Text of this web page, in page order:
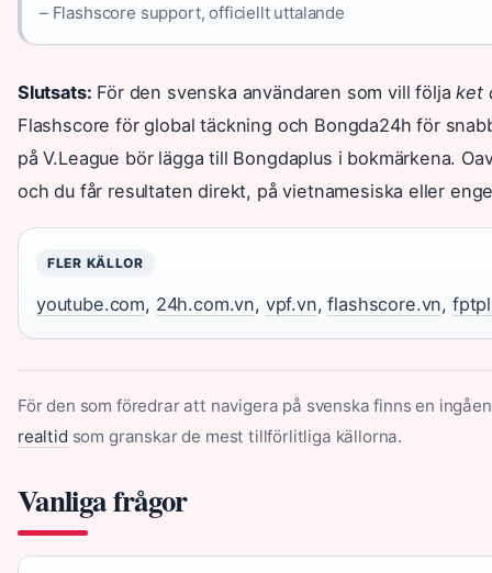
– Flashscore support, officiellt uttalande
Slutsats: För den svenska användaren som vill följaket
Flashscore för global täckning och Bongda24h för
på V.League bör lägga till Bongdaplus i bokmärkena.
och du får resultaten direkt, på vietnamesiska eller
FLER KÄLLOR
youtube.com, 24h.com.vn, vpf.vn,flashscore.vn,
För den som föredrar att navigera på svenska finns en
realtid som granskar de mest tillförlitliga källorna.
Vanliga frågor